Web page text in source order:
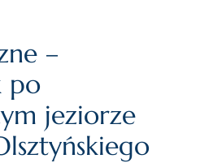
–
po
jeziorze